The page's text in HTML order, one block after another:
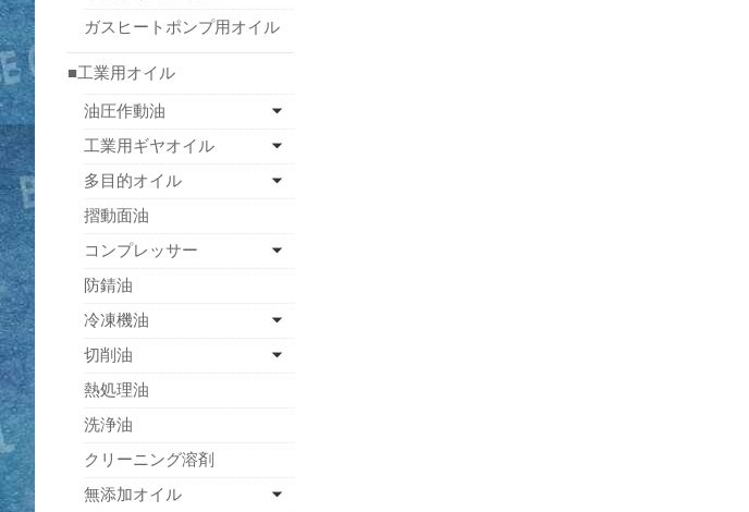
ガスヒートポンプ用オイル
■工業用オイル
油圧作動油
工業用ギヤオイル
多目的オイル
摺動面油
コンプレッサー
防錆油
冷凍機油
切削油
熱処理油
洗浄油
クリーニング溶剤
無添加オイル